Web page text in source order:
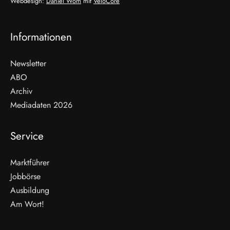
Informationen
Newsletter
ABO
Archiv
Mediadaten 2026
Service
Marktführer
Jobbörse
Ausbildung
Am Wort!